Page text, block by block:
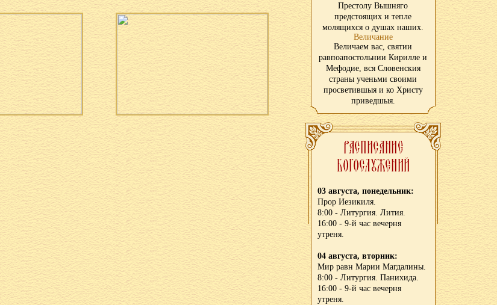
Престолу Вышняго
предстоящих и тепле
молящихся о душах наших.
Величание
Величаем вас, святии
равпоапостольнии Кирилле и
Мефодие, вся Словенския
страны ученьми своими
просветившыя и ко Христу
приведшыя.
03 августа, понедельник:
Прор Иезикиля.
8:00 - Литургия. Лития.
16:00 - 9-й час вечерня
утреня.
04 августа, вторник:
Мир равн Марии Магдалины.
8:00 - Литургия. Панихида.
16:00 - 9-й час вечерня
утреня.